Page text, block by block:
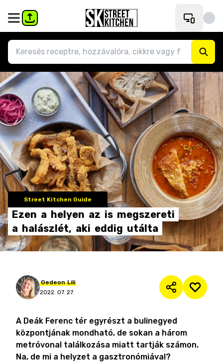
Street Kitchen Guide
Ezen a helyen az is megszereti
a halászlét, aki eddig utálta
Gedeon Lili
2022. 07. 27.
A Deák Ferenc tér egyrészt a bulinegyed
központjának mondható, de sokan a három
metróvonal találkozása miatt tartják számon.
Na, de mi a helyzet a gasztronómiával?